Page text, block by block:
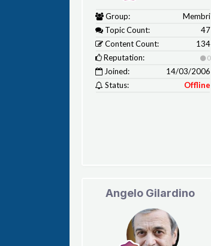
Group:
Membri
Topic Count:
47
Content Count:
134
Reputation:
0
Joined:
14/03/2006
Status:
Offline
Angelo Gilardino